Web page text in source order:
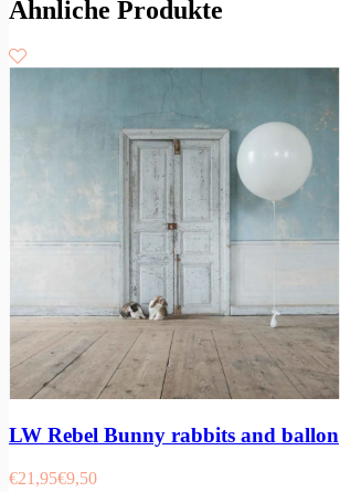
Ähnliche Produkte
LW Rebel Bunny rabbits and ballon
€21,95€9,50